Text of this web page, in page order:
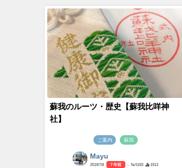
蘇我のルーツ・歴史【蘇我比咩神
社】
ご案内 蘇我
Mayu
2019/7/8 7 年前 - №5193 1913